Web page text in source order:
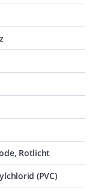
Rotlicht
(PVC)